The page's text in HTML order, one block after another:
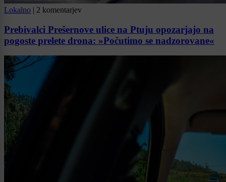
Lokalno | 2 komentarjev
Prebivalci Prešernove ulice na Ptuju opozarjajo na
pogoste prelete drona: »Počutimo se nadzorovane«